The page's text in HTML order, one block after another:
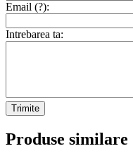
Email (?):
Intrebarea ta:
Trimite
Produse similare